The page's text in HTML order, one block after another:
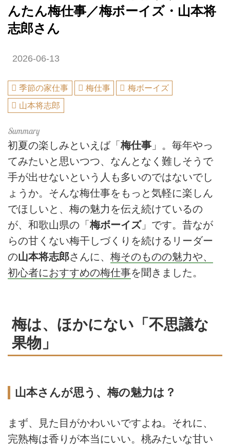
んたん梅仕事／梅ボーイズ・山本将
志郎さん
2026-06-13
季節の家仕事 梅仕事
梅ボーイズ
山本将志郎
初夏の楽しみといえば「梅仕事 」。毎年やっ
てみたいと思いつつ、なんとなく難しそうで
手が出せないという人も多いのではないでし
ょうか。そんな梅仕事をもっと気軽に楽しん
でほしいと、梅の魅力を伝え続けているの
が、和歌山県の「梅ボーイズ」です。昔なが
らの甘くない梅干しづくりを続けるリーダー
の山本将志郎さんに、 梅そのものの魅力や、
初心者におすすめの梅仕事を聞きました。
梅は、ほかにない「不思議な
果物」
山本さんが思う、梅の魅力は？
まず、見た目がかわいいですよね。それに、
完熟梅は香りが本当にいい。桃みたいな甘い